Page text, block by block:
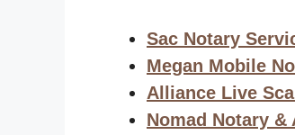
Sac Notary
Megan Mobile
Alliance Live
Nomad Notary &